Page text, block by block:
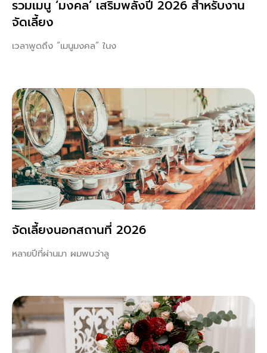
รวมเมนู ‘มงคล’ เสริมพลังปี 2026 สำหรับงาน
จัดเลี้ยง
เวลาพูดถึง “เมนูมงคล” ในง
จัดเลี้ยงนอกสถานที่ 2026
หลายปีที่ผ่านมา ผมพบว่าลู